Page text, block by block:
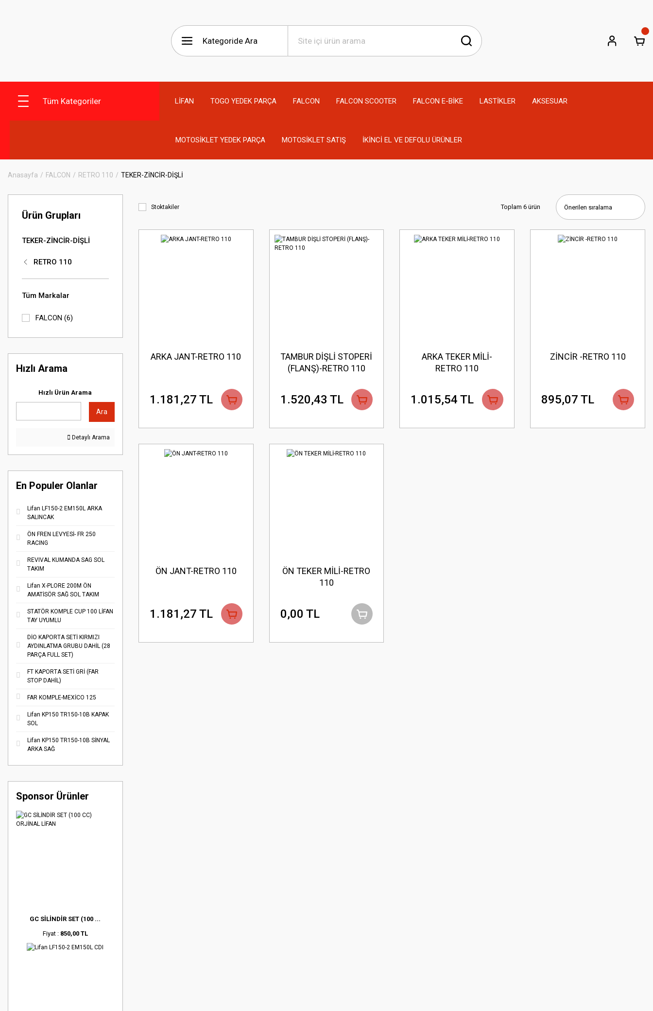
Tüm Kategoriler LİFAN TOGO YEDEK PARÇA FALCON FALCON SCOOTER FALCON E-BİKE LASTİKLER AKSESUAR
MOTOSİKLET YEDEK PARÇA MOTOSİKLET SATIŞ İKİNCİ EL VE DEFOLU ÜRÜNLER
Anasayfa FALCON RETRO 110 TEKER-ZİNCİR-DİŞLİ
Ürün Grupları
TEKER-ZİNCİR-DİŞLİ
RETRO 110
Tüm Markalar
FALCON (6)
Hızlı Arama
Hızlı Ürün Arama
Ara
Detaylı Arama
En Populer Olanlar
Lifan LF150-2 EM150L ARKA
SALINCAK
ÖN FREN LEVYESİ- FR 250
RACING
REVIVAL KUMANDA SAG SOL
TAKIM
Lifan X-PLORE 200M ÖN
AMATİSÖR SAĞ SOL TAKIM
STATÖR KOMPLE CUP 100 LİFAN
TAY UYUMLU
DİO KAPORTA SETİ KIRMIZI
AYDINLATMA GRUBU DAHİL (28
PARÇA FULL SET)
FT KAPORTA SETİ GRİ (FAR
STOP DAHİL)
FAR KOMPLE-MEXİCO 125
Lifan KP150 TR150-10B KAPAK
SOL
Lifan KP150 TR150-10B SİNYAL
ARKA SAĞ
Sponsor Ürünler
GC SİLİNDİR SET (100 ...
Fiyat : 850,00 TL
Stoktakiler Toplam 6 ürün
ARKA JANT-RETRO 110
1.181,27 TL
TAMBUR DİŞLİ STOPERİ
(FLANŞ)-RETRO 110
1.520,43 TL
ARKA TEKER MİLİ-
RETRO 110
1.015,54 TL
ZİNCİR -RETRO 110
895,07 TL
ÖN JANT-RETRO 110
1.181,27 TL
ÖN TEKER MİLİ-RETRO
110
0,00 TL